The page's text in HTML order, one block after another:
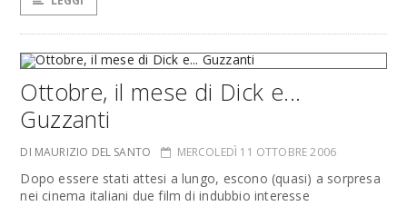
Ottobre, il mese di Dick e...
Guzzanti
DI MAURIZIO DEL SANTO MERCOLEDÌ 11 OTTOBRE 2006
Dopo essere stati attesi a lungo, escono (quasi) a sorpresa
nei cinema italiani due film di indubbio interesse